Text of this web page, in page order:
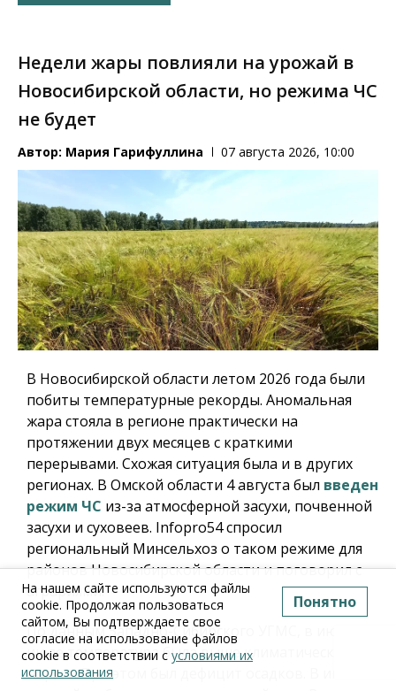
Недели жары повлияли на урожай в
Новосибирской области, но режима ЧС
не будет
Автор: Мария Гарифуллина 07 августа 2026, 10:00
В Новосибирской области летом 2026 года были
побиты температурные рекорды. Аномальная
жара стояла в регионе практически на
протяжении двух месяцев с краткими
перерывами. Схожая ситуация была и в других
регионах. В Омской области 4 августа был введен
режим ЧС из-за атмосферной засухи, почвенной
засухи и суховеев. Infopro54спросил
региональный Минсельхоз о таком режиме для
районов Новосибирской области и поговорил с
аграриями.
По данным Западно-Сибирского УГМС, в июне и
июле температура была выше климатической
нормы. При этом был дефицит осадков. В июне
На нашем сайте используются файлы
cookie. Продолжая пользоваться
сайтом, Вы подтверждаете свое
согласие на использование файлов
cookie в соответствии с условиями их
использования
Понятно